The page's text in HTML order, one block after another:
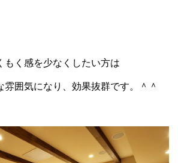
もく感を少なくしたい方は
雰囲気になり、効果抜群です。＾＾